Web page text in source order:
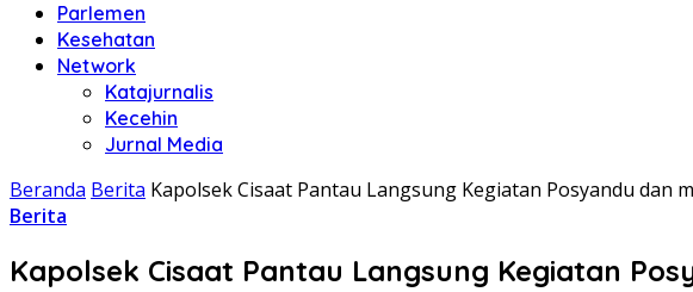
Parlemen
Kesehatan
Network
Katajurnalis
Kecehin
Jurnal Media
Beranda Berita Kapolsek Cisaat Pantau Langsung Kegiatan Posyandu dan
Berita
Kapolsek Cisaat Pantau Langsung Kegiatan